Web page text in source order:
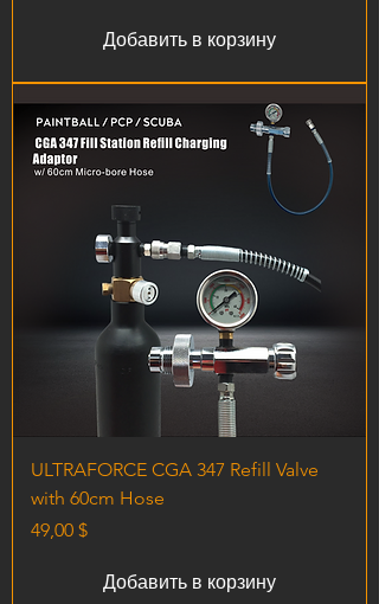
Добавить в корзину
ULTRAFORCE CGA 347 Refill Valve
with 60cm Hose
Цена
49,00 $
Добавить в корзину